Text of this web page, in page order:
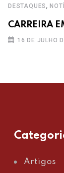
DESTAQUES,
CARREIRA
16 DE JULHO
Artigos